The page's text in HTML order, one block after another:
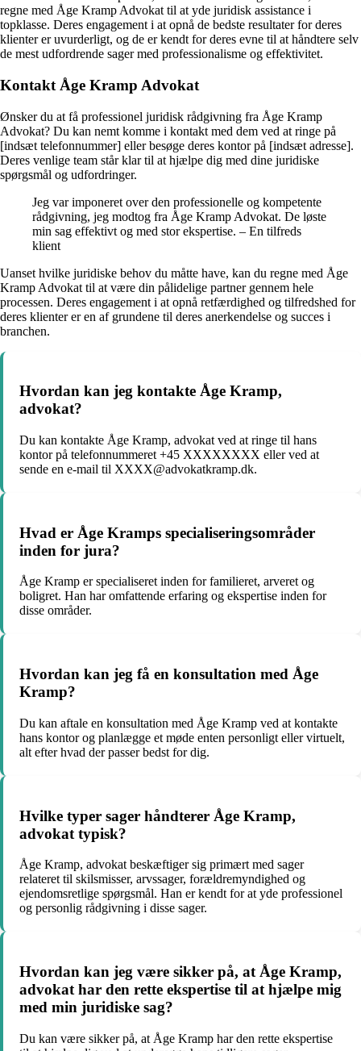
regne med Åge Kramp Advokat til at yde juridisk assistance i
topklasse. Deres engagement i at opnå de bedste resultater for deres
klienter er uvurderligt, og de er kendt for deres evne til at håndtere selv
de mest udfordrende sager med professionalisme og effektivitet.
Kontakt Åge Kramp Advokat
Ønsker du at få professionel juridisk rådgivning fra Åge Kramp
Advokat? Du kan nemt komme i kontakt med dem ved at ringe på
[indsæt telefonnummer] eller besøge deres kontor på [indsæt adresse].
Deres venlige team står klar til at hjælpe dig med dine juridiske
spørgsmål og udfordringer.
Jeg var imponeret over den professionelle og kompetente
rådgivning, jeg modtog fra Åge Kramp Advokat. De løste
min sag effektivt og med stor ekspertise. – En tilfreds
klient
Uanset hvilke juridiske behov du måtte have, kan du regne med Åge
Kramp Advokat til at være din pålidelige partner gennem hele
processen. Deres engagement i at opnå retfærdighed og tilfredshed for
deres klienter er en af grundene til deres anerkendelse og succes i
branchen.
Hvordan kan jeg kontakte Åge Kramp,
advokat?
Du kan kontakte Åge Kramp, advokat ved at ringe til hans
kontor på telefonnummeret +45 XXXXXXXX eller ved at
sende en e-mail til XXXX@advokatkramp.dk.
Hvad er Åge Kramps specialiseringsområder
inden for jura?
Åge Kramp er specialiseret inden for familieret, arveret og
boligret. Han har omfattende erfaring og ekspertise inden for
disse områder.
Hvordan kan jeg få en konsultation med Åge
Kramp?
Du kan aftale en konsultation med Åge Kramp ved at kontakte
hans kontor og planlægge et møde enten personligt eller virtuelt,
alt efter hvad der passer bedst for dig.
Hvilke typer sager håndterer Åge Kramp,
advokat typisk?
Åge Kramp, advokat beskæftiger sig primært med sager
relateret til skilsmisser, arvssager, forældremyndighed og
ejendomsretlige spørgsmål. Han er kendt for at yde professionel
og personlig rådgivning i disse sager.
Hvordan kan jeg være sikker på, at Åge Kramp,
advokat har den rette ekspertise til at hjælpe mig
med min juridiske sag?
Du kan være sikker på, at Åge Kramp har den rette ekspertise